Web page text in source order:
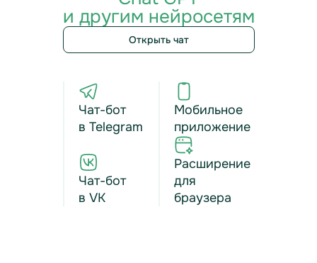
и другим нейросетям
Открыть чат
Чат-бот
в Telegram
Чат-бот
в VK
Мобильное
приложение
Расширение
для
браузера